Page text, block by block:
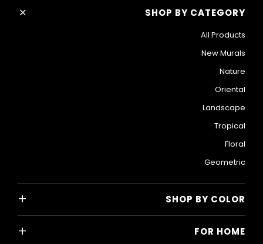
SHOP BY CATEGORY
+
All Products
New Murals
Nature
Oriental
Landscape
Tropical
Floral
Geometric
SHOP BY COLOR
+
FOR HOME
+